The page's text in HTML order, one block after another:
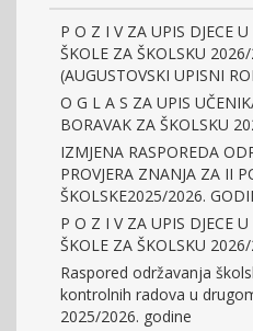
P O Z I V ZA UPIS DJECE
ŠKOLE ZA ŠKOLSKU
(AUGUSTOVSKI UPISNI
O G L A S ZA UPIS
BORAVAK ZA ŠKOLSKU
IZMJENA RASPOREDA
PROVJERA ZNANJA ZA II
ŠKOLSKE2025/2026.
P O Z I V ZA UPIS DJECE
ŠKOLE ZA ŠKOLSKU
Raspored održavanja
kontrolnih radova u
2025/2026. godine